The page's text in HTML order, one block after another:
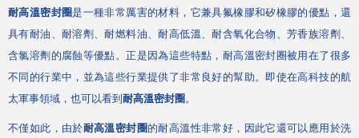
耐高溫密封圈是一種非常厲害的材料，它兼具氟橡膠和矽橡膠的優點，還
具有耐油、耐溶劑、耐燃料油、耐高低溫、耐含氧化合物、芳香族溶劑、
含氯溶劑的腐蝕等優點。正是因為這些特點，耐高溫密封圈被用在了很多
不同的行業中，並為這些行業提供了非常良好的幫助。即使在高科技的航
太軍事領域，也可以看到 耐高溫密封圈 。
不僅如此，由於耐高溫密封圈 的耐高溫性非常好，因此它還可以應用於洗